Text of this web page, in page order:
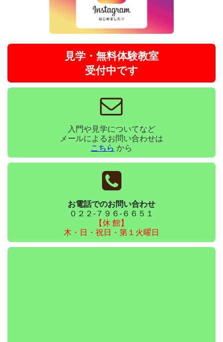
見学・無料体験教室
受付中です
入門や見学についてなど
メールによるお問い合わせは
こちら から
お電話でのお問い合わせ
０２２-７９６-６６５１
【休 館】
木・日・祝日・第１火曜日